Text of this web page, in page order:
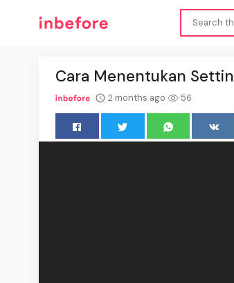
Cara Menentukan
2 months ago 56